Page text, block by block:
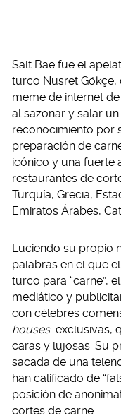
Salt Bae fue el
turco Nusret Gökçe,
meme de internet
al sazonar y salar
reconocimiento por
preparación de
icónico y una fuerte
restaurantes de
Turquía, Grecia,
Emiratos Árabes,
Luciendo su propio
palabras en el que el
turco para “carne”,
mediático y
con célebres
houses exclusivas,
caras y lujosas. Su
sacada de una
han calificado de
posición de
cortes de carne.